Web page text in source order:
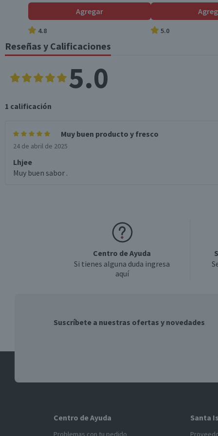
*Ingesta de referencia de un adulto promedio (8400 kj / 2000 kcal)
Agregar
4.8 5.0
Reseñas y Calificaciones
5.0
1 calificación
Muy buen producto y fresco
24 de abril de 2025
Lhjee
Muy buen sabor .
Centro de Ayuda
Si tienes alguna duda ingresa
aquí
Suscríbete a nuestras ofertas y novedades
Centro de Ayuda
Problemas con tu pedido
Santa